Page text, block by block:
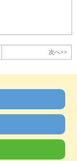
次へ>>